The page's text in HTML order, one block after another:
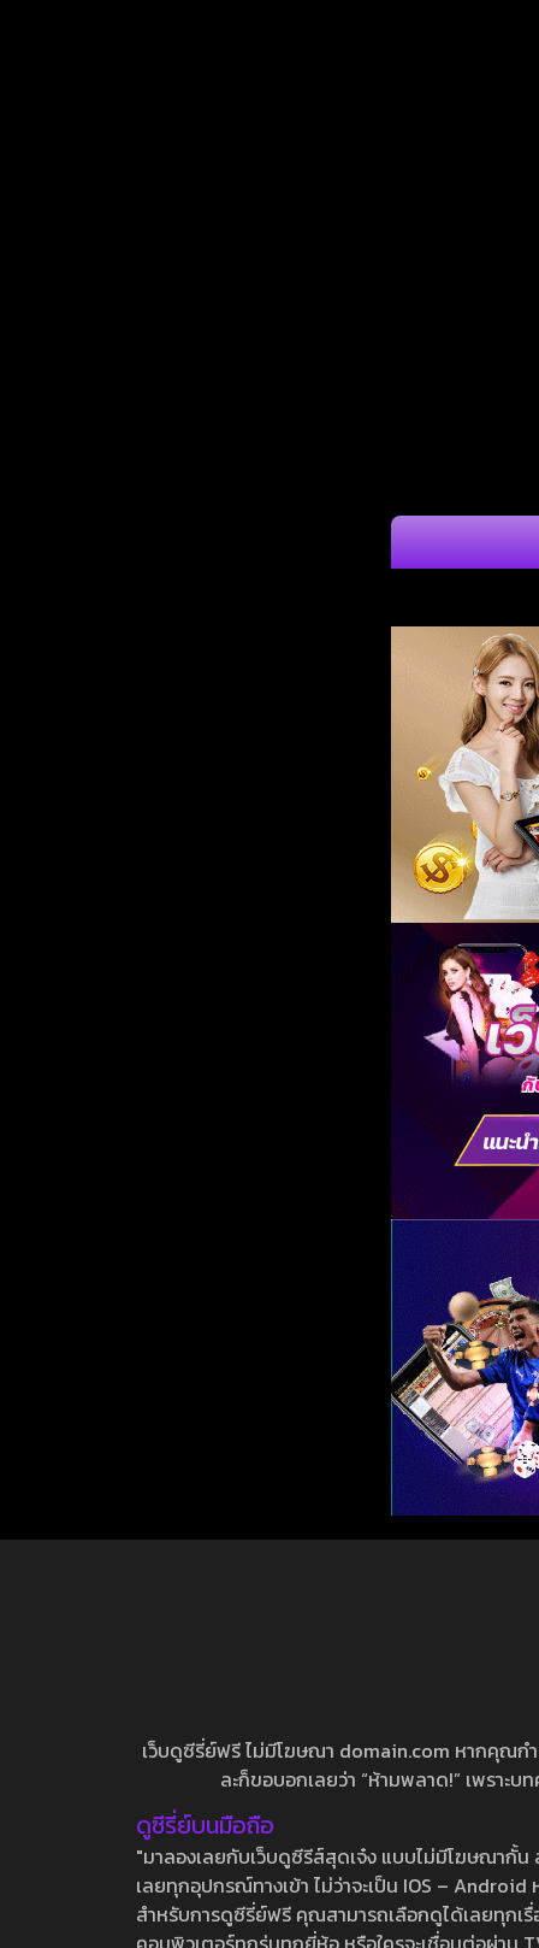
เว็บดูซีรี่ย์ฟรี ไม่มีโฆษณา domain.com หากคุณก
ละก็ขอบอกเลยว่า “ห้ามพลาด!” เพราะ
ดูซีรี่ย์บนมือถือ
"มาลองเลยกับเว็บดูซีรีส์สุดเจ๋ง แบบไม่มีโฆษณากั้
เลยทุกอุปกรณ์ทางเข้า ไม่ว่าจะเป็น IOS –
สำหรับการดูซีรี่ย์ฟรี คุณสามารถเลือกดูได้เลยทุกเ